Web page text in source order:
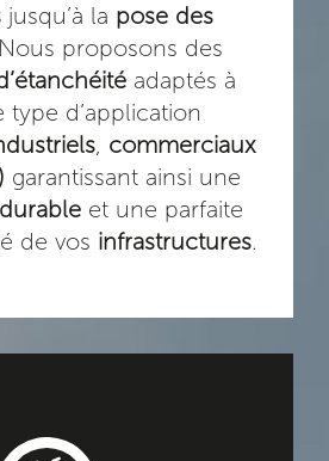
jusqu’à la pose des
proposons des
adaptés à
type d’application
, commerciaux
garantissant ainsi une
et une parfaite
de vos infrastructures.